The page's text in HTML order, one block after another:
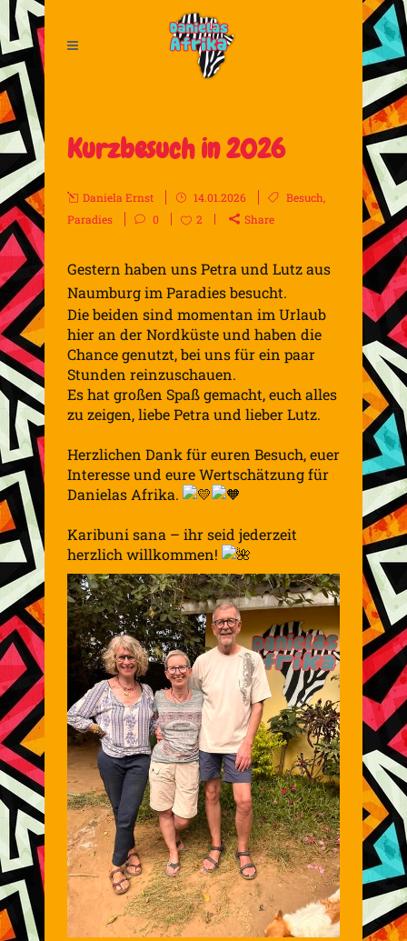
Kurzbesuch in 2026
Daniela Ernst 14.01.2026 Besuch,
Paradies
0 2 Share
Gestern haben uns Petra und Lutz aus
Naumburg im Paradies besucht.
Die beiden sind momentan im Urlaub
hier an der Nordküste und haben die
Chance genutzt, bei uns für ein paar
Stunden reinzuschauen.
Es hat großen Spaß gemacht, euch alles
zu zeigen, liebe Petra und lieber Lutz.
Herzlichen Dank für euren Besuch, euer
Interesse und eure Wertschätzung für
Danielas Afrika.
Karibuni sana – ihr seid jederzeit
herzlich willkommen!